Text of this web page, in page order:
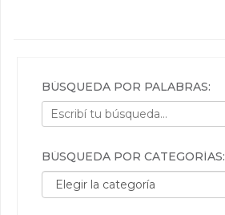
BÚSQUEDA POR PALABRAS:
BÚSQUEDA POR CATEGORÍAS:
Búsqueda por categorías: